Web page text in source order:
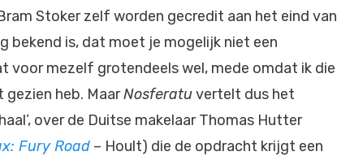
Stoker zelf worden gecredit aan het eind van
bekend is, dat moet je mogelijk niet een
voor mezelf grotendeels wel, mede omdat ik die
gezien heb. MaarNosferatuvertelt dus het
over de Duitse makelaar Thomas Hutter
Fury Road – Hoult) die de opdracht krijgt een